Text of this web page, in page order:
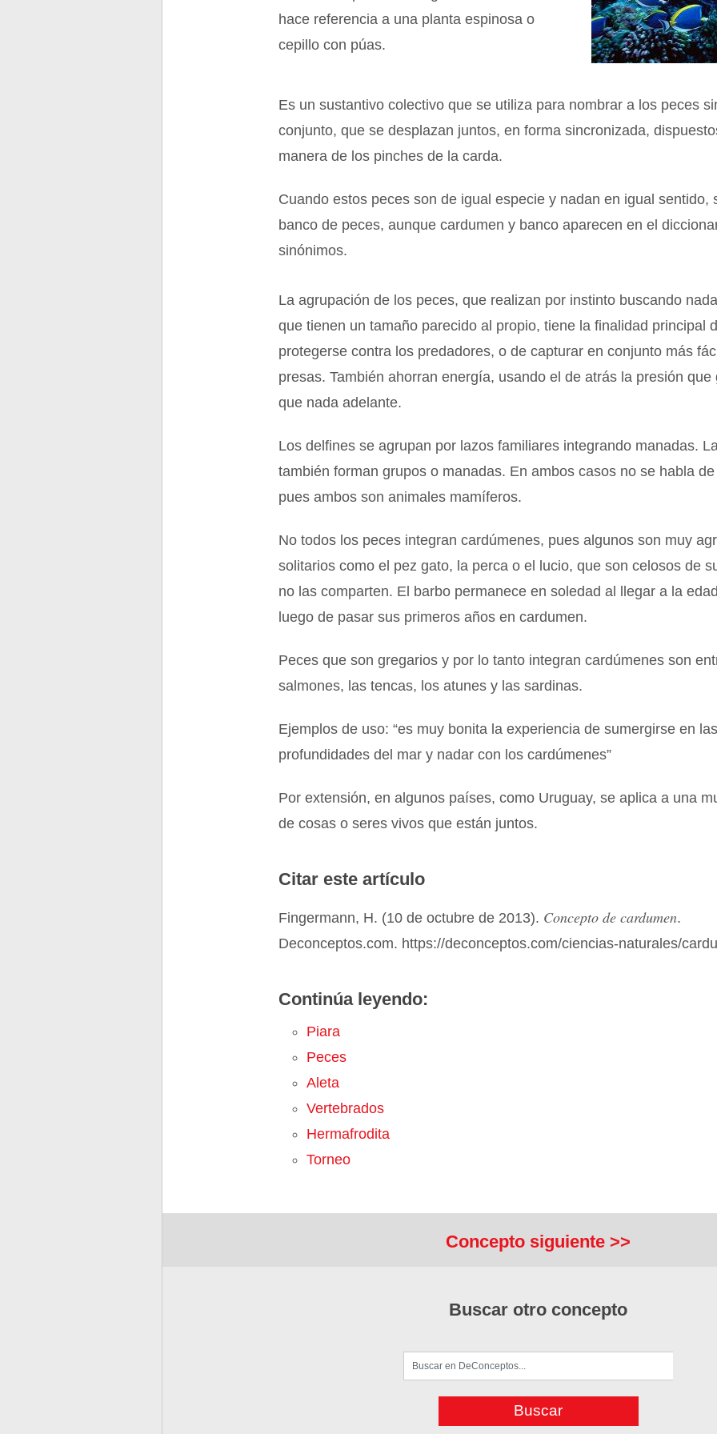
hace referencia a una planta espinosa o
cepillo con púas.
Es un sustantivo colectivo que se utiliza para nombrar a los peces
conjunto, que se desplazan juntos, en forma sincronizada,
manera de los pinches de la carda.
Cuando estos peces son de igual especie y nadan en igual sentido,
banco de peces, aunque cardumen y banco aparecen en el
sinónimos.
La agrupación de los peces, que realizan por instinto buscando
que tienen un tamaño parecido al propio, tiene la finalidad principal
protegerse contra los predadores, o de capturar en conjunto más
presas. También ahorran energía, usando el de atrás la presión que
que nada adelante.
Los delfines se agrupan por lazos familiares integrando manadas.
también forman grupos o manadas. En ambos casos no se habla
pues ambos son animales mamíferos.
No todos los peces integran cardúmenes, pues algunos son muy
solitarios como el pez gato, la perca o el lucio, que son celosos de
no las comparten. El barbo permanece en soledad al llegar a la
luego de pasar sus primeros años en cardumen.
Peces que son gregarios y por lo tanto integran cardúmenes son
salmones, las tencas, los atunes y las sardinas.
Ejemplos de uso: “es muy bonita la experiencia de sumergirse en las
profundidades del mar y nadar con los cardúmenes”
Por extensión, en algunos países, como Uruguay, se aplica a una
de cosas o seres vivos que están juntos.
Citar este artículo
Fingermann, H. (10 de octubre de 2013). Concepto de cardumen.
Deconceptos.com. https://deconceptos.com/ciencias-naturales/
Continúa leyendo:
Piara
Peces
Aleta
Vertebrados
Hermafrodita
Torneo
Concepto siguiente >>
Buscar otro concepto